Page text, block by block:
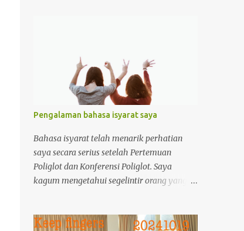
Pengalaman bahasa isyarat saya
Bahasa isyarat telah menarik perhatian
saya secara serius setelah Pertemuan
Poliglot dan Konferensi Poliglot. Saya
kagum mengetahui segelintir orang yang
hampir tidak tahu apa-apa tentang